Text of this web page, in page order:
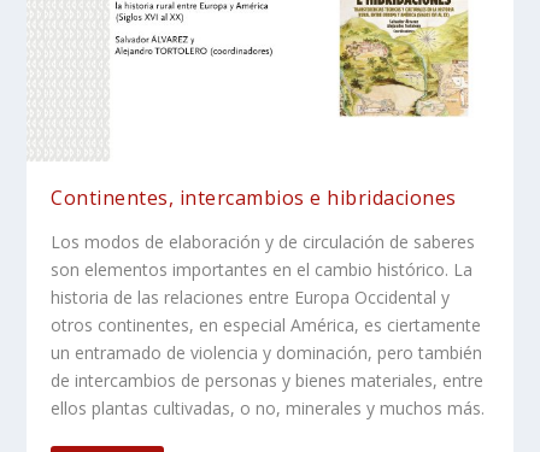
Continentes, intercambios e hibridaciones
Los modos de elaboración y de circulación de saberes
son elementos importantes en el cambio histórico. La
historia de las relaciones entre Europa Occidental y
otros continentes, en especial América, es ciertamente
un entramado de violencia y dominación, pero también
de intercambios de personas y bienes materiales, entre
ellos plantas cultivadas, o no, minerales y muchos más.